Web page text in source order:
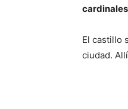
El castillo
ciudad.